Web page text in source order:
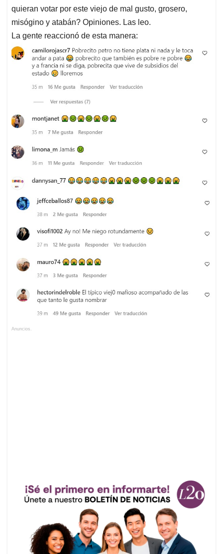
quieran votar por este viejo de mal gusto, grosero,
misógino y atabán? Opiniones. Las leo.
La gente reaccionó de esta manera:
Anuncios.